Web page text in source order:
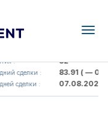
sug'urta
: 82
сделки : 83.91( — 0.0
сделки : 07.08.2026